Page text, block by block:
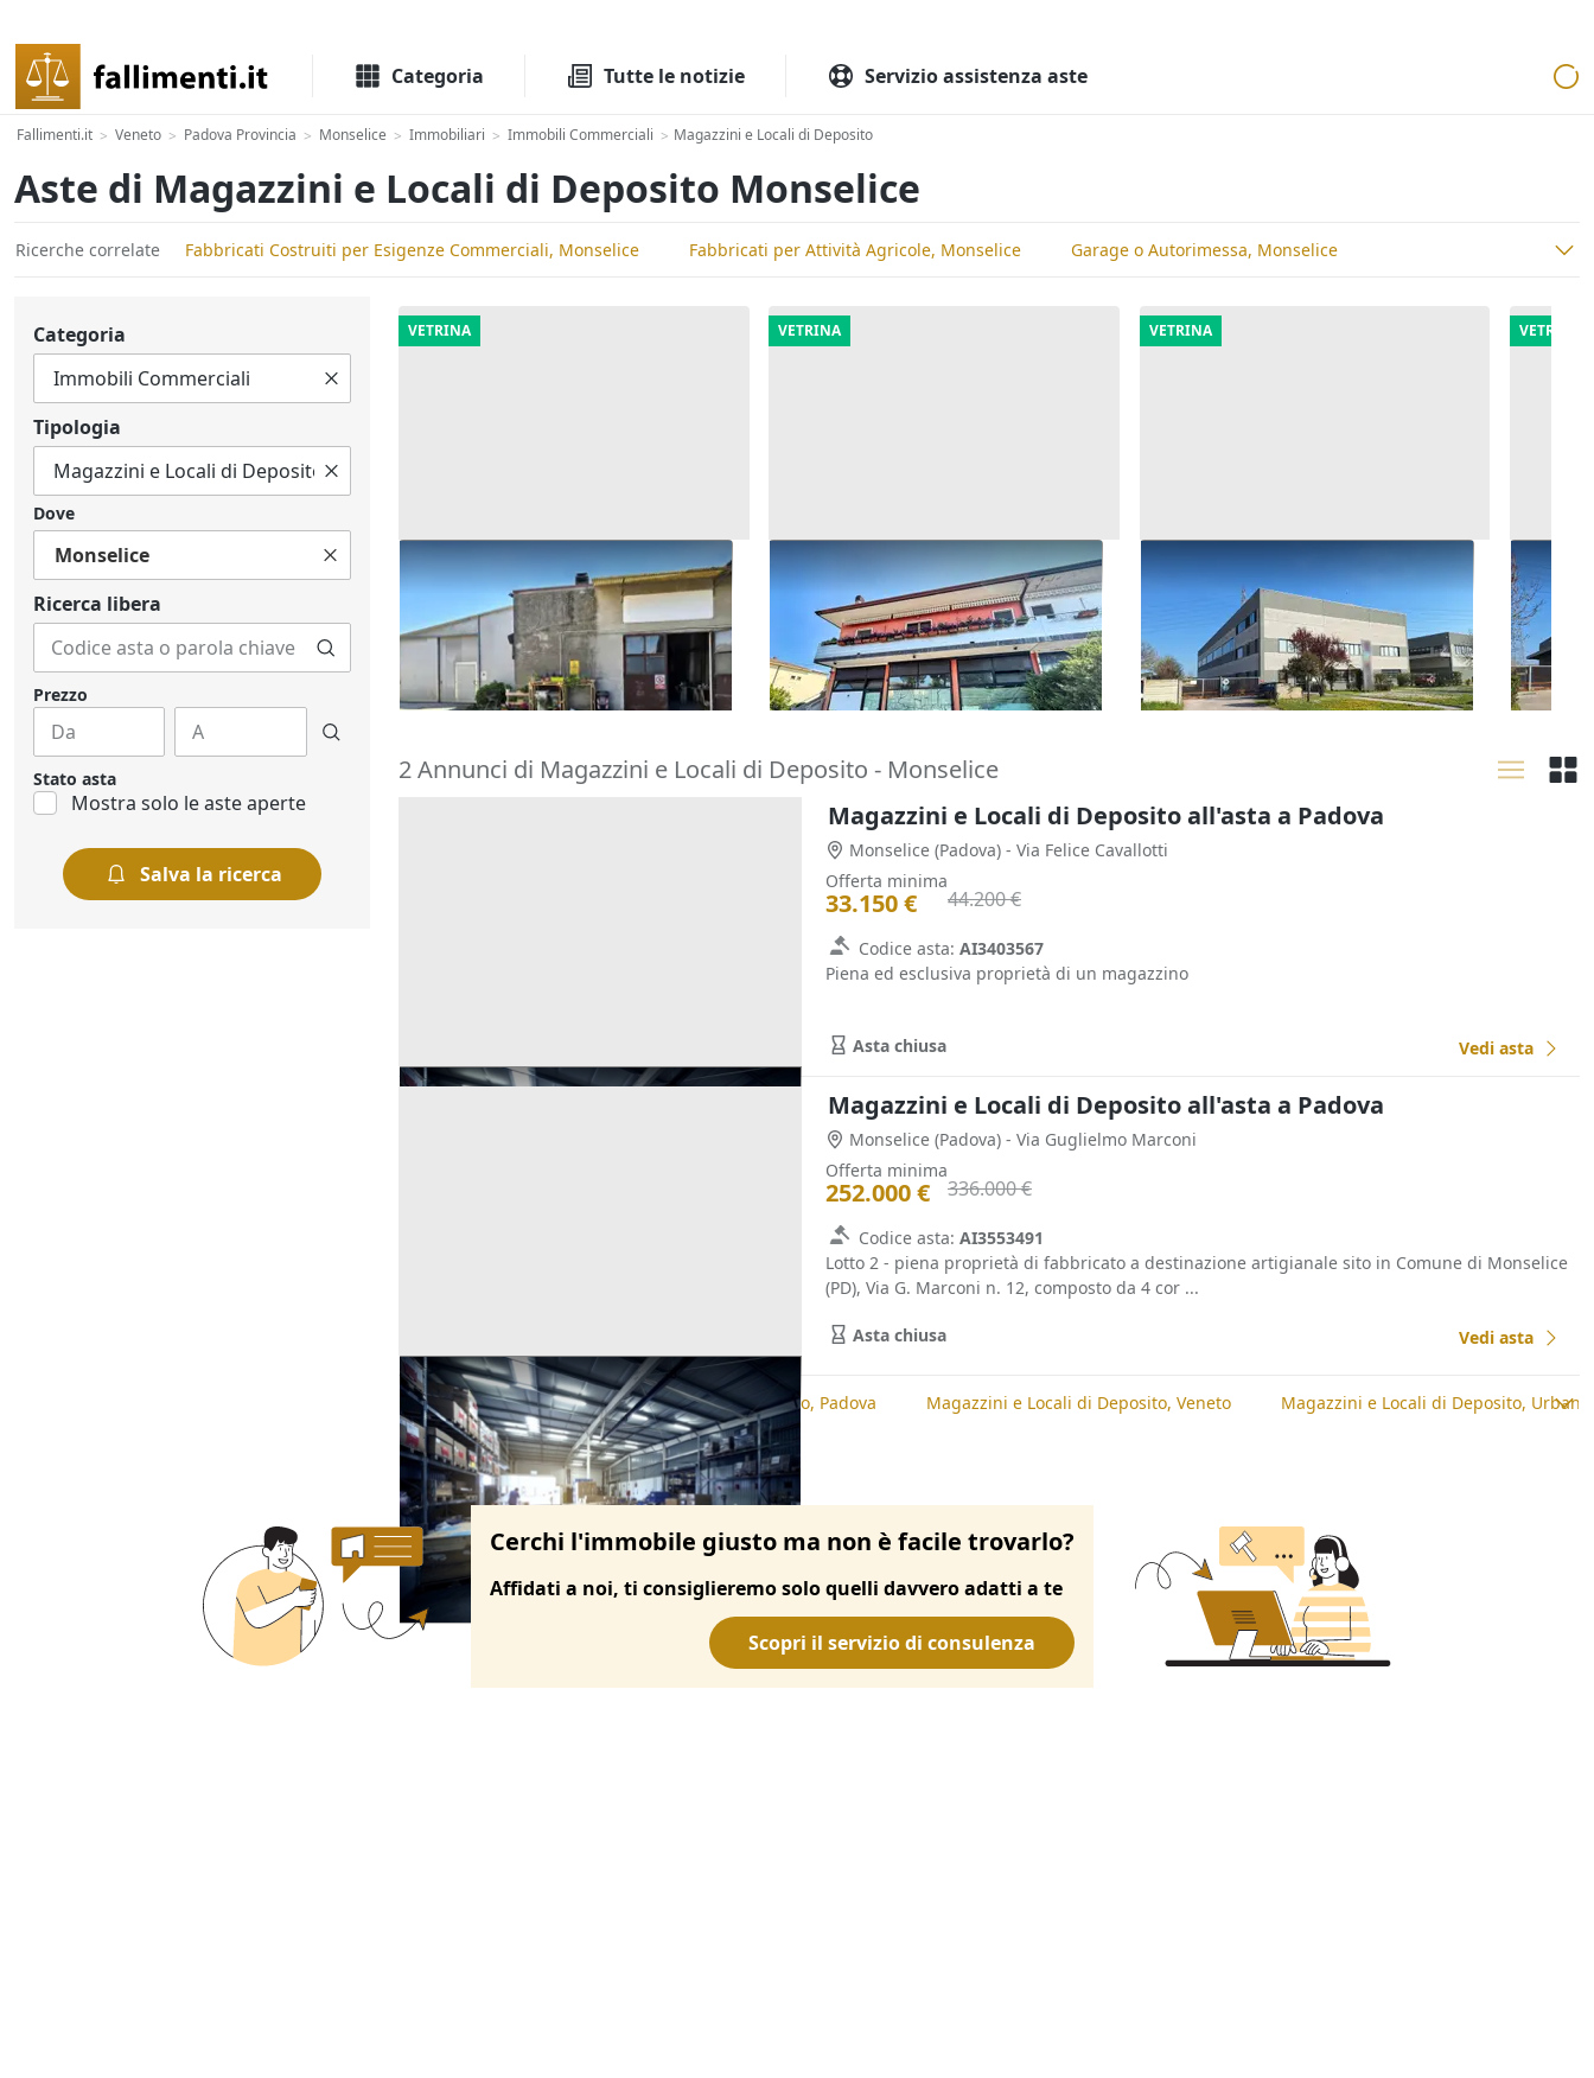
Categoria Tutte le notizie Servizio assistenza aste
Fallimenti.it > Veneto > Padova Provincia > Monselice > Immobiliari > Immobili Commerciali > Magazzini e Locali di Deposito
Aste di Magazzini e Locali di Deposito Monselice
Ricerche correlate Fabbricati Costruiti per Esigenze Commerciali, Monselice Fabbricati per Attività Agricole, Monselice Garage o Autorimessa, Monselice
Categoria
Tipologia
Dove
Monselice
Ricerca libera
Prezzo
Stato asta
Mostra solo le aste aperte
Salva la ricerca
VETRINA
Asta Capannone artigianale ad
uso laboratorio
Costa di Rovigo (Rovigo)
16.875 €
14/09/2026
VETRINA
Asta Laboratorio al piano terra
Zevio (Verona)
120.180 €
29/09/2026
VETRINA
Asta Capannone con uffici e corte
Ravenna (Ravenna)
1.125.600 €
25/09/2026
VETRINA
Asta
25/
2 Annunci di Magazzini e Locali di Deposito - Monselice
Magazzini e Locali di Deposito all'asta a Padova
Monselice (Padova) - Via Felice Cavallotti
Offerta minima
33.150 € 44.200 €
Codice asta: AI3403567
Piena ed esclusiva proprietà di un magazzino
Asta chiusa Vedi asta
Magazzini e Locali di Deposito all'asta a Padova
Monselice (Padova) - Via Guglielmo Marconi
Offerta minima
252.000 € 336.000 €
Codice asta: AI3553491
Lotto 2 - piena proprietà di fabbricato a destinazione artigianale sito in Comune di Monselice
(PD), Via G. Marconi n. 12, composto da 4 cor ...
Asta chiusa Vedi asta
Ricerche correlate Magazzini e Locali di Deposito, Padova Magazzini e Locali di Deposito, Veneto Magazzini e Locali di Deposito, Urbana
Cerchi l'immobile giusto ma non è facile trovarlo?
Affidati a noi, ti consiglieremo solo quelli davvero adatti a te
Scopri il servizio di consulenza